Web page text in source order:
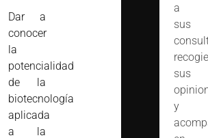
Dar a
conocer
la
potencialidad
de la
biotecnología
aplicada
a la
a
sus
sus
y